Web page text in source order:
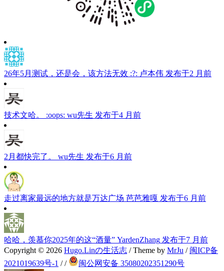
26年5月测试，还是会，该方法无效 :?: 卢本伟 发布于2 月前
技术文哈。 :oops: wu先生 发布于4 月前
2月都快完了。 wu先生 发布于6 月前
走过离家最远的地方就是万达广场 芭芭雅嘎 发布于6 月前
哈哈，羡慕你2025年的这“酒量” YardenZhang 发布于7 月前
Copyright © 2026 Hugo.Linの生活志 / Theme by MrJu / 闽ICP备
2021019639号-1 // 闽公网安备 35080202351290号